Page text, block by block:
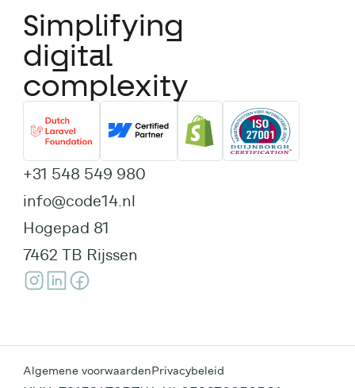
Simplifying
digital
complexity
+31 548 549 980
info@code14.nl
Hogepad 81
7462 TB Rijssen
Algemene voorwaardenPrivacybeleid